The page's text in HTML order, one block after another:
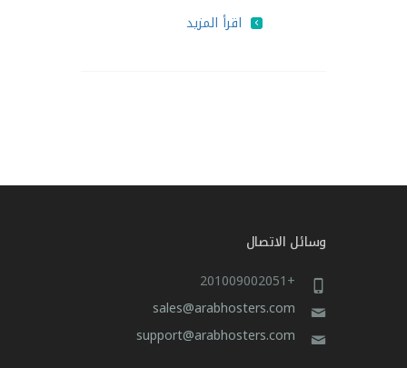
اقرأ المزيد
وسائل الاتصال
+201009002051
sales@arabhosters.com
support@arabhosters.com